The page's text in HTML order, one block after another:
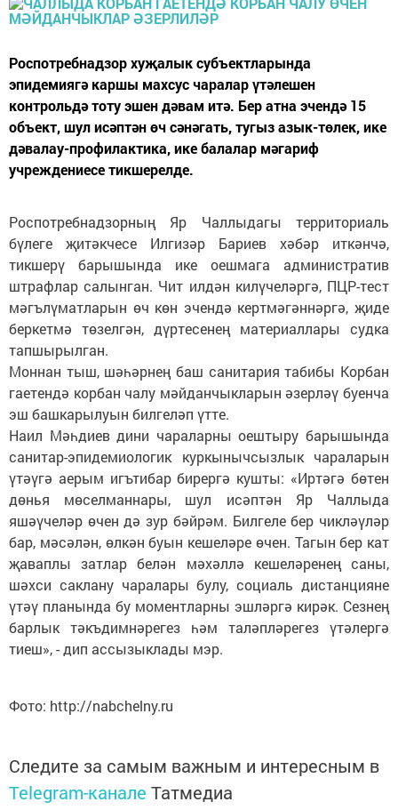
Роспотребнадзор хуҗалык субъектларында
эпидемиягә каршы махсус чаралар үтәлешен
контрольдә тоту эшен дәвам итә. Бер атна эчендә 15
объект, шул исәптән өч сәнәгать, тугыз азык-төлек, ике
дәвалау-профилактика, ике балалар мәгариф
учреждениесе тикшерелде.
Роспотребнадзорның Яр Чаллыдагы территориаль
бүлеге җитәкчесе Илгизәр Бариев хәбәр иткәнчә,
тикшерү барышында ике оешмага административ
штрафлар салынган. Чит илдән килүчеләргә, ПЦР-тест
мәгълүматларын өч көн эчендә кертмәгәннәргә, җиде
беркетмә төзелгән, дүртесенең материаллары судка
тапшырылган.
Моннан тыш, шәһәрнең баш санитария табибы Корбан
гаетендә корбан чалу мәйданчыкларын әзерләү буенча
эш башкарылуын билгеләп үтте.
Наил Мәһдиев дини чараларны оештыру барышында
санитар-эпидемиологик куркынычсызлык чараларын
үтәүгә аерым игътибар бирергә кушты: «Иртәгә бөтен
дөнья мөселманнары, шул исәптән Яр Чаллыда
яшәүчеләр өчен дә зур бәйрәм. Билгеле бер чикләүләр
бар, мәсәлән, өлкән буын кешеләре өчен. Тагын бер кат
җаваплы затлар белән мәхәллә кешеләренең саны,
шәхси саклану чаралары булу, социаль дистанцияне
үтәү планында бу моментларны эшләргә кирәк. Сезнең
барлык тәкъдимнәрегез һәм таләпләрегез үтәлергә
тиеш», - дип ассызыклады мэр.
Фото: http://nabchelny.ru
Следите за самым важным и интересным в
Telegram-канале Татмедиа